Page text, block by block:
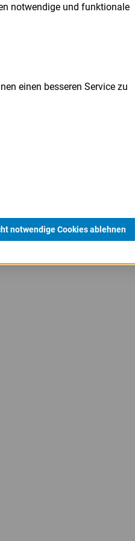
notwendige und funktionale
einen besseren Service zu
notwendige Cookies ablehnen